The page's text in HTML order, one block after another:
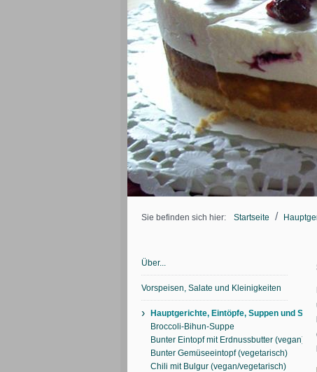
Sie befinden sich hier: Startseite /
Über...
Vorspeisen, Salate und Kleinigkeiten
›
Hauptgerichte, Eintöpfe, Suppen und Soßen
Broccoli-Bihun-Suppe
Bunter Eintopf mit Erdnussbutter (vegan)
Bunter Gemüseeintopf (vegetarisch)
Chili mit Bulgur (vegan/vegetarisch)